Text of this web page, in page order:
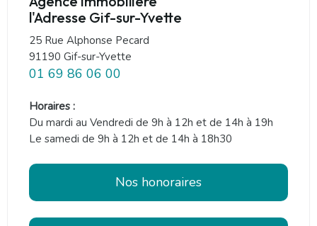
l'Adresse Gif-sur-Yvette
25 Rue Alphonse Pecard
91190 Gif-sur-Yvette
01 69 86 06 00
Horaires :
Du mardi au Vendredi de 9h à 12h et de 14h à 19h
Le samedi de 9h à 12h et de 14h à 18h30
Nos honoraires